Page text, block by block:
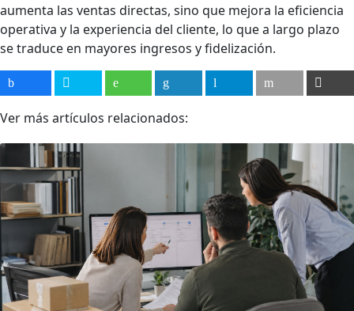
aumenta las ventas directas, sino que mejora la eficiencia
operativa y la experiencia del cliente, lo que a largo plazo
se traduce en mayores ingresos y fidelización.
Ver más artículos relacionados: